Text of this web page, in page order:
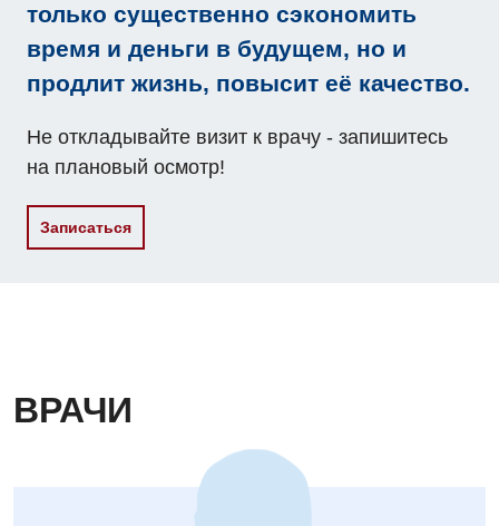
Травматологическое отделение
Урологическое отделение
Урология
Физиотерапия
Эндокринология
Детская гинекология
Детская дерматовенерология
Детская кардиоревматология
только существенно сэкономить
время и деньги в будущем, но и
продлит жизнь, повысит её качество.
Не откладывайте визит к врачу - запишитесь
на плановый осмотр!
Записаться
ВРАЧИ